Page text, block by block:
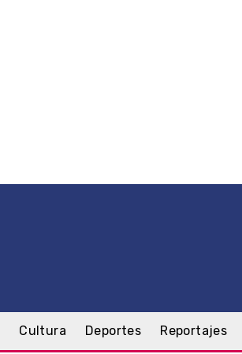
Cultura Deportes Reportajes